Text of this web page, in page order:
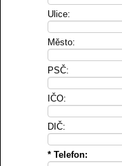
Ulice:
Město:
PSČ:
IČO:
DIČ:
* Telefon: